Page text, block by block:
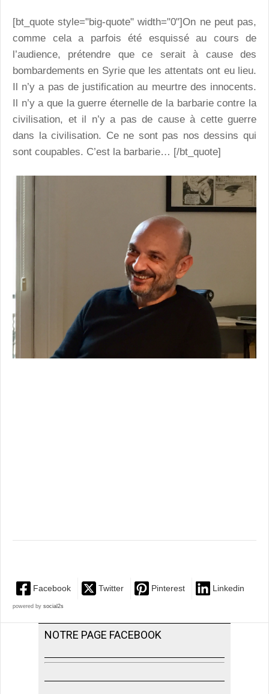
[bt_quote style="big-quote" width="0"]On ne peut pas,
comme cela a parfois été esquissé au cours de
l’audience, prétendre que ce serait à cause des
bombardements en Syrie que les attentats ont eu lieu.
Il n’y a pas de justification au meurtre des innocents.
Il n’y a que la guerre éternelle de la barbarie contre la
civilisation, et il n’y a pas de cause à cette guerre
dans la civilisation. Ce ne sont pas nos dessins qui
sont coupables. C’est la barbarie… [/bt_quote]
Facebook Twitter Pinterest Linkedin
powered by social2s
NOTRE PAGE FACEBOOK